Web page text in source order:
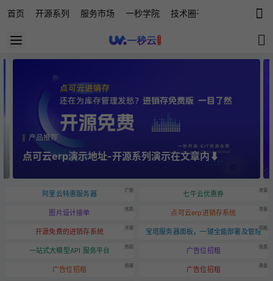
首页 开源系列 服务市场 一秒学院 技术圈子 源
产品推荐
点可云erp演示地址-开源系列演示在文章内⬇️
阿里云特惠服务器 广告 七牛云优惠券 自营
图片设计接单 优质 点可云erp进销存系统 自营
开源免费的进销存系统 开源 宝塔服务器面板，一键全能部署及管理招租
一站式大模型API 服务平台 热招 广告位招租 优质
广告位招租 特惠 广告位招租 黄金